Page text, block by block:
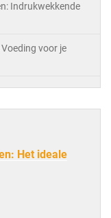
Indrukwekkende
voor je
Het ideale